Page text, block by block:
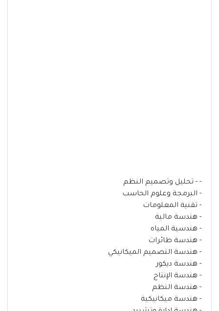
- - تحليل وتصميم النظم
- البرمجة وعلوم الحاسب
- تقنية المعلومات
- هندسة مالية
- هندسية المياه
- هندسة طائرات
- هندسة التصميم الميكانيكي
- هندسة ديكور
- هندسة الإنتاج
- هندسة النظم
- هندسة ميكانيكية